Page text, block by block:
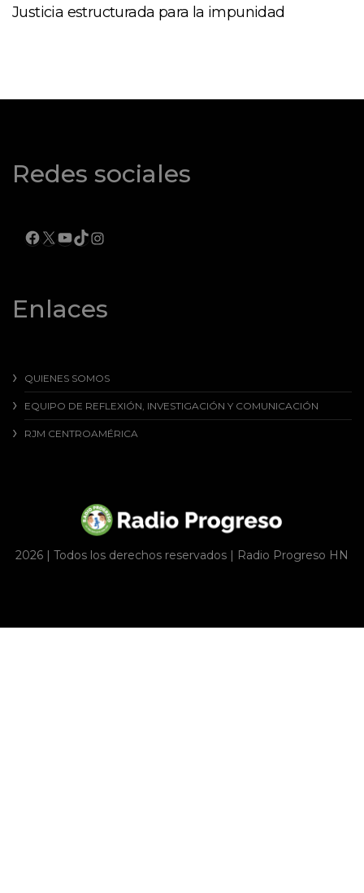
Justicia estructurada para la impunidad
Redes sociales
FACEBOOK
X YOUTUBE
TIKTOK
INSTAGRAM
Enlaces
QUIENES SOMOS
EQUIPO DE REFLEXIÓN, INVESTIGACIÓN Y COMUNICACIÓN
RJM CENTROAMÉRICA
2026 | Todos los derechos reservados | Radio Progreso HN